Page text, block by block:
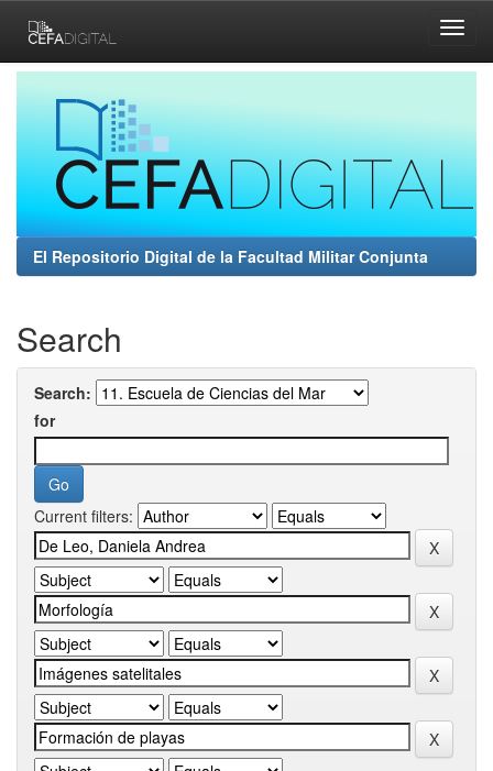
navigation
El Repositorio Digital de la Facultad Militar Conjunta
Search
Search:
for
Current filters: